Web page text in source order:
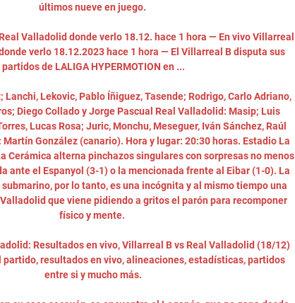
últimos nueve en juego.
Valladolid donde verlo 18.12. hace 1 hora — En vivo Villarreal
verlo 18.12.2023 hace 1 hora — El Villarreal B disputa sus
partidos de LALIGA HYPERMOTION en ...
Lanchi, Lekovic, Pablo Íñiguez, Tasende; Rodrigo, Carlo Adriano,
Diego Collado y Jorge Pascual Real Valladolid: Masip; Luis
Lucas Rosa; Juric, Monchu, Meseguer, Iván Sánchez, Raúl
Martín González (canario). Hora y lugar: 20:30 horas. Estadio La
Cerámica alterna pinchazos singulares con sorpresas no menos
ante el Espanyol (3-1) o la mencionada frente al Eibar (1-0). La
por lo tanto, es una incógnita y al mismo tiempo una
que viene pidiendo a gritos el parón para recomponer
físico y mente.
Resultados en vivo, Villarreal B vs Real Valladolid (18/12)
partido, resultados en vivo, alineaciones, estadísticas, partidos
entre si y mucho más.